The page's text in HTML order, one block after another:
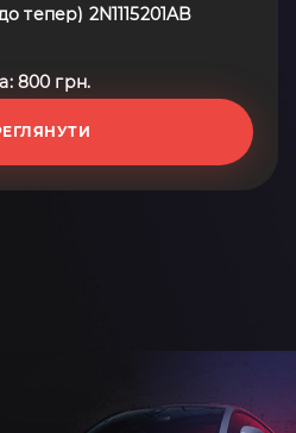
тепер) 2N1115201AB
800 грн.